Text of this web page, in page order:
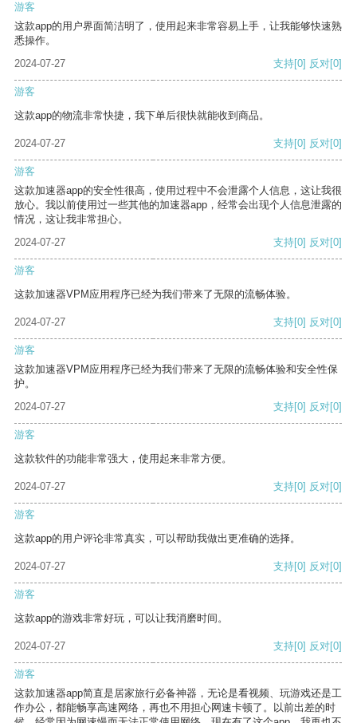
游客
这款app的用户界面简洁明了，使用起来非常容易上手，让我能够快速熟
悉操作。
2024-07-27
支持[0] 反对[0]
游客
这款app的物流非常快捷，我下单后很快就能收到商品。
2024-07-27 支持[0] 反对[0]
游客
这款加速器app的安全性很高，使用过程中不会泄露个人信息，这让我很
放心。我以前使用过一些其他的加速器app，经常会出现个人信息泄露的
情况，这让我非常担心。
2024-07-27
支持[0] 反对[0]
游客
这款加速器VPM应用程序已经为我们带来了无限的流畅体验。
2024-07-27 支持[0] 反对[0]
游客
这款加速器VPM应用程序已经为我们带来了无限的流畅体验和安全性保
护。
2024-07-27
支持[0] 反对[0]
游客
这款软件的功能非常强大，使用起来非常方便。
2024-07-27 支持[0] 反对[0]
游客
这款app的用户评论非常真实，可以帮助我做出更准确的选择。
2024-07-27 支持[0] 反对[0]
游客
这款app的游戏非常好玩，可以让我消磨时间。
2024-07-27 支持[0] 反对[0]
游客
这款加速器app简直是居家旅行必备神器，无论是看视频、玩游戏还是工
作办公，都能畅享高速网络，再也不用担心网速卡顿了。以前出差的时